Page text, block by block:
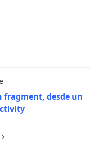
fragment, desde un